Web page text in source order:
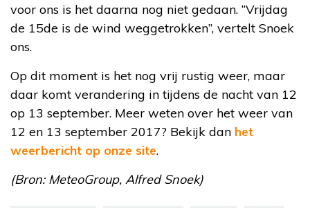
voor ons is het daarna nog niet gedaan. “Vrijdag
de 15de is de wind weggetrokken”, vertelt Snoek
ons.
Op dit moment is het nog vrij rustig weer, maar
daar komt verandering in tijdens de nacht van 12
op 13 september. Meer weten over het weer van
12 en 13 september 2017? Bekijk dan het
weerbericht op onze site.
(Bron: MeteoGroup, Alfred Snoek)